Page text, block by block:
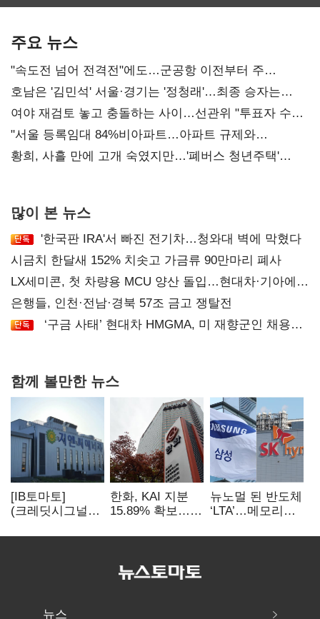
주요 뉴스
"속도전 넘어 전격전"에도…군공항 이전부터 주
52시간까지 '뇌관'
호남은 '김민석' 서울·경기는 '정청래'…최종 승자는
'안갯속'
여야 재검토 놓고 충돌하는 사이…선관위 "투표자 수
오차 당연"
"서울 등록임대 84%비아파트…아파트 규제와
달리해야"
황희, 사흘 만에 고개 숙였지만…'폐버스 청년주택'
많이 본 뉴스
'한국판 IRA'서 빠진 전기차…청와대 벽에 막혔다
시금치 한달새 152% 치솟고 가금류 90만마리 폐사
LX세미콘, 첫 차량용 MCU 양산 돌입…현대차·기아에
공급
은행들, 인천·전남·경북 57조 금고 쟁탈전
‘구금 사태’ 현대차 HMGMA, 미 재향군인 채용
함께 볼만한 뉴스
[IB토마토]
(크레딧시그널)
데이터센터 타고
한화, KAI 지분
15.89% 확보…
신청 예정
뉴노멀 된 반도체
‘LTA’…메모리
54조 선불 계약
뉴스